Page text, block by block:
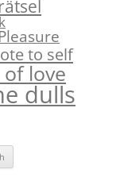
to self
love
dulls